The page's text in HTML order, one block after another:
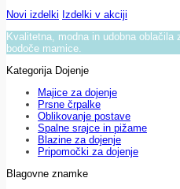
Novi izdelki Izdelki v akciji
Kvalitetna, modna in udobna
bodoče mamice.
Kategorija Dojenje
Majice za dojenje
Prsne črpalke
Oblikovanje postave
Spalne srajce in pižame
Blazine za dojenje
Pripomočki za dojenje
Blagovne znamke